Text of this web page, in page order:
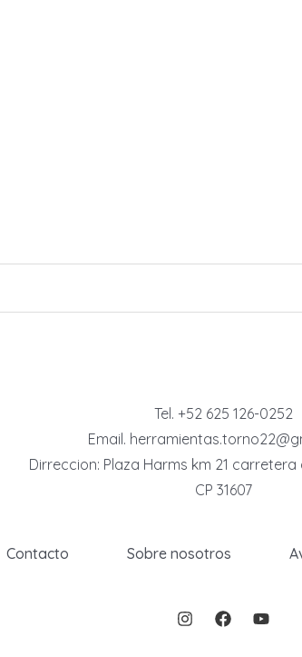
Tel. +52 625 126-0252
Email.
Dirreccion: Plaza Harms km 21
CP 31607
Contacto Sobre nosotros